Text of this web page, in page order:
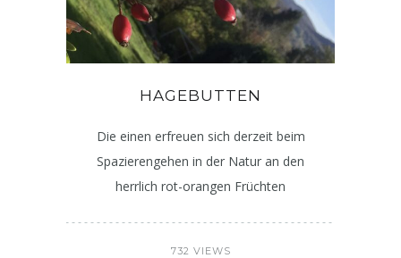
HAGEBUTTEN
Die einen erfreuen sich derzeit beim
Spazierengehen in der Natur an den
herrlich rot-orangen Früchten
732 VIEWS